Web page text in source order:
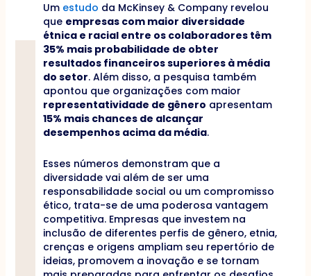
Um estudo da McKinsey & Company revelou
que empresas com maior diversidade
étnica e racial entre os colaboradores têm
35% mais probabilidade de obter
resultados financeiros superiores à média
do setor. Além disso, a pesquisa também
apontou que organizações com maior
representatividade de gênero apresentam
15% mais chances de alcançar
desempenhos acima da média.
Esses números demonstram que a
diversidade vai além de ser uma
responsabilidade social ou um compromisso
ético, trata-se de uma poderosa vantagem
competitiva. Empresas que investem na
inclusão de diferentes perfis de gênero, etnia,
crenças e origens ampliam seu repertório de
ideias, promovem a inovação e se tornam